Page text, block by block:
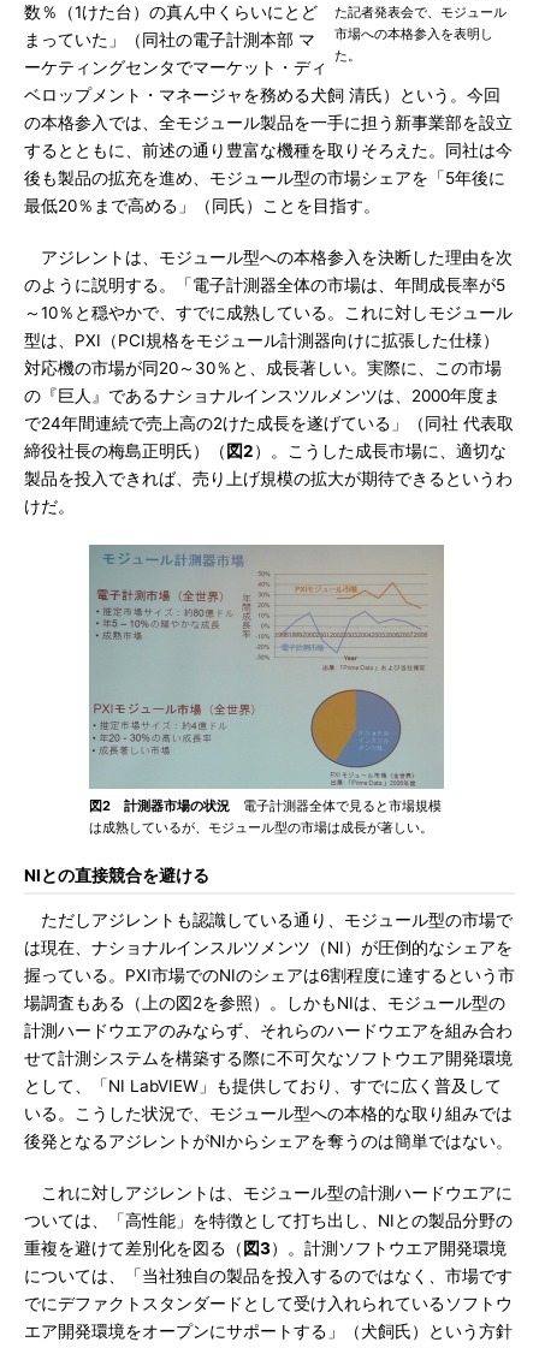
た記者発表会で、モジュール
市場への本格参入を表明し
た。
数％（1けた台）の真ん中くらいにとど
まっていた」（同社の電子計測本部 マ
ーケティングセンタでマーケット・ディ
ベロップメント・マネージャを務める犬飼 清氏）という。今回
の本格参入では、全モジュール製品を一手に担う新事業部を設立
するとともに、前述の通り豊富な機種を取りそろえた。同社は今
後も製品の拡充を進め、モジュール型の市場シェアを「5年後に
最低20％まで高める」（同氏）ことを目指す。
アジレントは、モジュール型への本格参入を決断した理由を次
のように説明する。「電子計測器全体の市場は、年間成長率が5
～10％と穏やかで、すでに成熟している。これに対しモジュール
型は、PXI（PCI規格をモジュール計測器向けに拡張した仕様）
対応機の市場が同20～30％と、成長著しい。実際に、この市場
の『巨人』であるナショナルインスツルメンツは、2000年度ま
で24年間連続で売上高の2けた成長を遂げている」（同社 代表取
締役社長の梅島正明氏）（ 図2）。こうした成長市場に、適切な
製品を投入できれば、売り上げ規模の拡大が期待できるというわ
けだ。
図2 計測器市場の状況 電子計測器全体で見ると市場規模
は成熟しているが、モジュール型の市場は成長が著しい。
NIとの直接競合を避ける
ただしアジレントも認識している通り、モジュール型の市場で
は現在、ナショナルインスルツメンツ（NI）が圧倒的なシェアを
握っている。PXI市場でのNIのシェアは6割程度に達するという市
場調査もある（上の図2を参照）。しかもNIは、モジュール型の
計測ハードウエアのみならず、それらのハードウエアを組み合わ
せて計測システムを構築する際に不可欠なソフトウエア開発環境
として、「NI LabVIEW」も提供しており、すでに広く普及して
いる。こうした状況で、モジュール型への本格的な取り組みでは
後発となるアジレントがNIからシェアを奪うのは簡単ではない。
これに対しアジレントは、モジュール型の計測ハードウエアに
ついては、「高性能」を特徴として打ち出し、NIとの製品分野の
重複を避けて差別化を図る（ 図3）。計測ソフトウエア開発環境
については、「当社独自の製品を投入するのではなく、市場です
でにデファクトスタンダードとして受け入れられているソフトウ
エア開発環境をオープンにサポートする」（犬飼氏）という方針